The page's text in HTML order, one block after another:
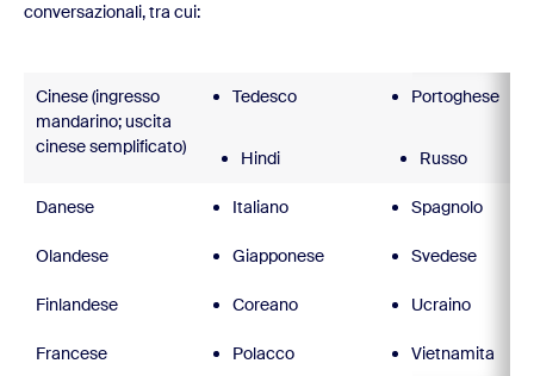
conversazionali, tra cui:
Cinese (ingresso
mandarino; uscita
cinese semplificato)
Tedesco
Hindi
Portoghese
Russo
Danese Italiano Spagnolo
Olandese Giapponese Svedese
Finlandese Coreano Ucraino
Francese Polacco Vietnamita